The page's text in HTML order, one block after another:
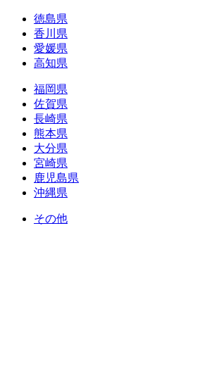
徳島県
香川県
愛媛県
高知県
福岡県
佐賀県
長崎県
熊本県
大分県
宮崎県
鹿児島県
沖縄県
その他